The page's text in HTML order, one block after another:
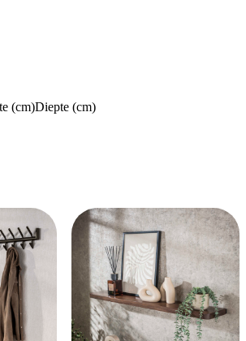
(cm)Diepte (cm)